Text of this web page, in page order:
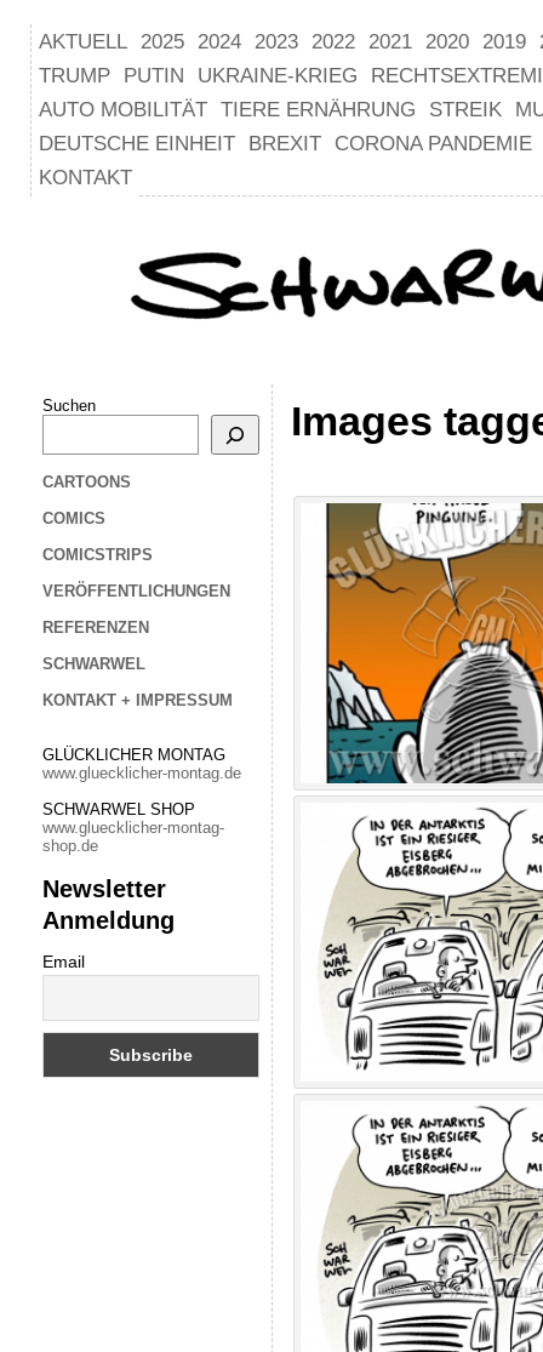
AKTUELL 2025 2024 2023 2022 2021 2020 2019
TRUMP
PUTIN UKRAINE-KRIEG
AUTO MOBILITÄT TIERE ERNÄHRUNG STREIK
DEUTSCHE EINHEIT
BREXIT
CORONA PANDEMIE
KONTAKT
Suchen
CARTOONS
COMICS
COMICSTRIPS
VERÖFFENTLICHUNGEN
REFERENZEN
SCHWARWEL
KONTAKT + IMPRESSUM
GLÜCKLICHER MONTAG
www.gluecklicher-montag.de
SCHWARWEL SHOP
www.gluecklicher-montag-
shop.de
Newsletter
Anmeldung
Email
Images